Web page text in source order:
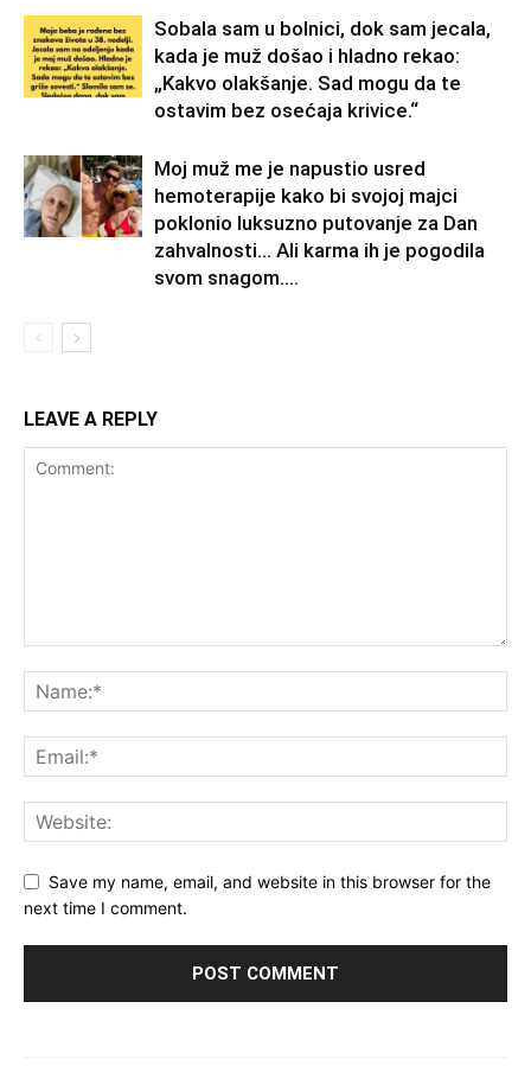
Sobala sam u bolnici, dok sam jecala,
kada je muž došao i hladno rekao:
„Kakvo olakšanje. Sad mogu da te
ostavim bez osećaja krivice.“
Moj muž me je napustio usred
hemoterapije kako bi svojoj majci
poklonio luksuzno putovanje za Dan
zahvalnosti… Ali karma ih je pogodila
svom snagom....
LEAVE A REPLY
Save my name, email, and website in this browser for the
next time I comment.